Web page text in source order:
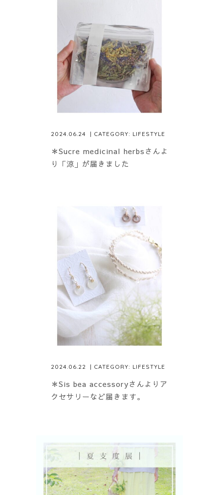
2024.06.24 | CATEGORY: LIFESTYLE
＊Sucre medicinal herbsさんよ
り「涼」が届きました
2024.06.22 | CATEGORY: LIFESTYLE
＊Sis bea accessoryさんよりア
クセサリーなど届きます。